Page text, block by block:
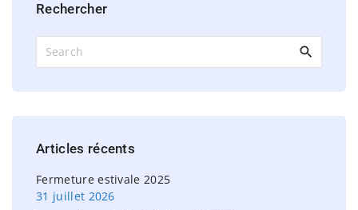
Rechercher
Articles récents
Fermeture estivale 2025
31 juillet 2026